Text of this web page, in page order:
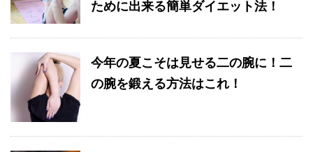
ために出来る簡単ダイエット法！
今年の夏こそは見せる二の腕に！二
の腕を鍛える方法はこれ！